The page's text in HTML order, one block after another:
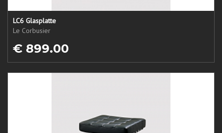
LC6 Glasplatte
Le Corbusier
€ 899.00